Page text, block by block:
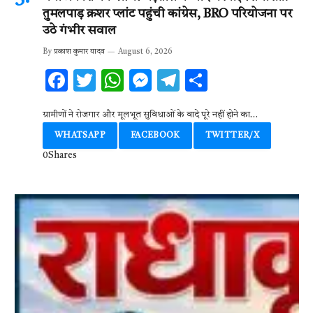
तुमलपाड़ क्रशर प्लांट पहुंची कांग्रेस, BRO परियोजना पर
उठे गंभीर सवाल
By प्रकाश कुमार यादव August 6, 2026
F
e
b
o
k
T
it
te
W
at
s
p
p
M
se
n
er
T
e
gr
m
ar
e
ग्रामीणों ने रोजगार और मूलभूत सुविधाओं के वादे पूरे नहीं होने का…
WHATSAPP FACEBOOK TWITTER/X
0Shares